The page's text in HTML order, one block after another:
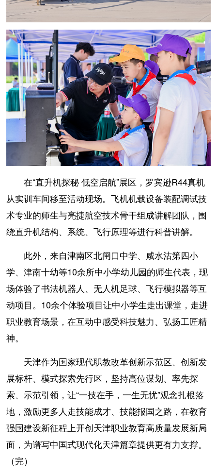
在“直升机探秘 低空启航”展区，罗宾逊R44真机
从实训车间移至活动现场。飞机机载设备装配调试技
术专业的师生与亮捷航空技术骨干组成讲解团队，围
绕直升机结构、系统、飞行原理等进行科普讲解。
此外，来自津南区北闸口中学、咸水沽第四小
学、津南十幼等10余所中小学幼儿园的师生代表，现
场体验了书法机器人、无人机足球、飞行模拟器等互
动项目。10余个体验项目让中小学生走出课堂，走进
职业教育场景，在互动中感受科技魅力、弘扬工匠精
神。
天津作为国家现代职教改革创新示范区、创新发
展标杆、模式探索先行区，坚持高位谋划、率先探
索、示范引领，让“一技在手，一生无忧”观念扎根落
地，激励更多人走技能成才、技能报国之路，在教育
强国建设新征程上开创天津职业教育高质量发展新局
面，为谱写中国式现代化天津篇章提供更有力支撑。
（完）